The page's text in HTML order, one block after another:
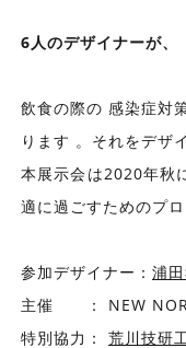
6人のデザイナーが、
飲食の際の 感染症対
ります 。それをデザ
本展示会は2020年秋
適に過ごすためのプ
参加デザイナー： 浦
主催 ： NEW
特別協力： 荒川技研